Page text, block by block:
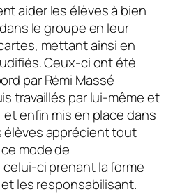
aider les élèves à bien
le groupe en leur
mettant ainsi en
Ceux-ci ont été
par Rémi Massé
travaillés par lui-même et
enfin mis en place dans
élèves apprécient tout
mode de
ci prenant la forme
les responsabilisant.